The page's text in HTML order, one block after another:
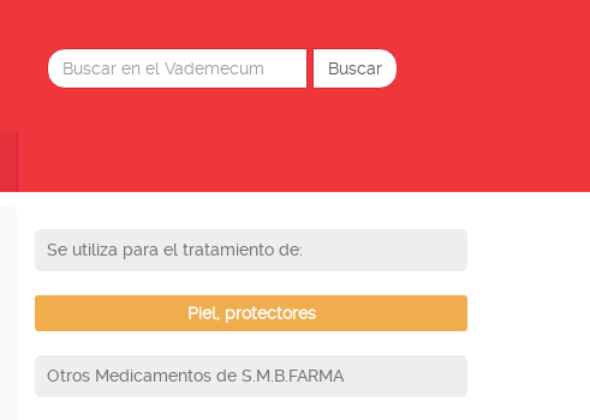
Se utiliza para el tratamiento de:
Piel, protectores
Otros Medicamentos de S.M.B.FARMA